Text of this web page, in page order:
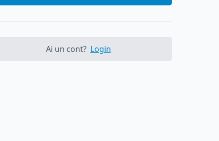
Ai un cont? Login